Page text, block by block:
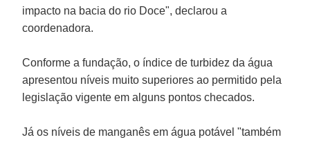
impacto na bacia do rio Doce", declarou a
coordenadora.
Conforme a fundação, o índice de turbidez da água
apresentou níveis muito superiores ao permitido pela
legislação vigente em alguns pontos checados.
Já os níveis de manganês em água potável "também